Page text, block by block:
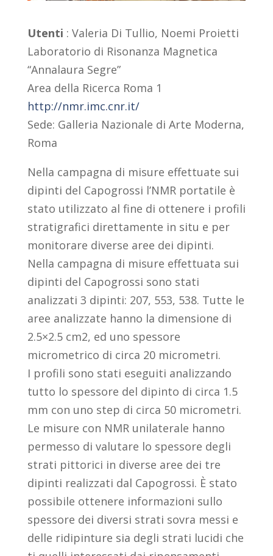
Utenti : Valeria Di Tullio, Noemi Proietti
Laboratorio di Risonanza Magnetica
“Annalaura Segre”
Area della Ricerca Roma 1
http://nmr.imc.cnr.it/
Sede: Galleria Nazionale di Arte Moderna,
Roma
Nella campagna di misure effettuate sui
dipinti del Capogrossi l’NMR portatile è
stato utilizzato al fine di ottenere i profili
stratigrafici direttamente in situ e per
monitorare diverse aree dei dipinti.
Nella campagna di misure effettuata sui
dipinti del Capogrossi sono stati
analizzati 3 dipinti: 207, 553, 538. Tutte le
aree analizzate hanno la dimensione di
2.5×2.5 cm2, ed uno spessore
micrometrico di circa 20 micrometri.
I profili sono stati eseguiti analizzando
tutto lo spessore del dipinto di circa 1.5
mm con uno step di circa 50 micrometri.
Le misure con NMR unilaterale hanno
permesso di valutare lo spessore degli
strati pittorici in diverse aree dei tre
dipinti realizzati dal Capogrossi. È stato
possibile ottenere informazioni sullo
spessore dei diversi strati sovra messi e
delle ridipinture sia degli strati lucidi che